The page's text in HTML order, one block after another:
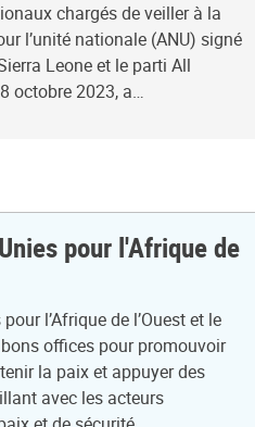
chargés de veiller à la
l’unité nationale (ANU) signé
Leone et le parti All
octobre 2023, a…
pour l'Afrique de
l’Afrique de l’Ouest et le
offices pour promouvoir
la paix et appuyer des
avec les acteurs